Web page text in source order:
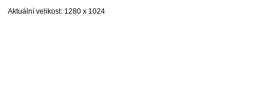
Aktuální velikost: 1280 x 1024